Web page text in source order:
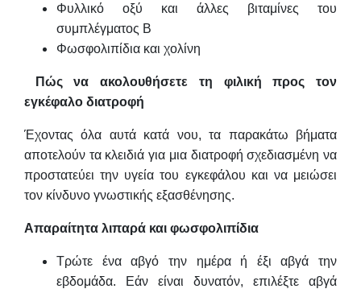
Φυλλικό οξύ και άλλες βιταμίνες του
συμπλέγματος Β
Φωσφολιπίδια και χολίνη
Πώς να ακολουθήσετε τη φιλική προς τον
εγκέφαλο διατροφή
Έχοντας όλα αυτά κατά νου, τα παρακάτω βήματα
αποτελούν τα κλειδιά για μια διατροφή σχεδιασμένη να
προστατεύει την υγεία του εγκεφάλου και να μειώσει
τον κίνδυνο γνωστικής εξασθένησης.
Απαραίτητα λιπαρά και φωσφολιπίδια
Τρώτε ένα αβγό την ημέρα ή έξι αβγά την
εβδομάδα. Εάν είναι δυνατόν, επιλέξτε αβγά